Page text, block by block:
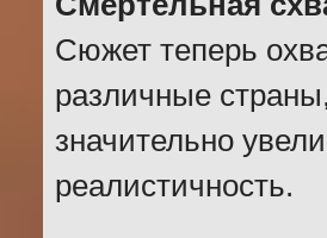
Сюжет теперь
различные
значительно
реалистичность.